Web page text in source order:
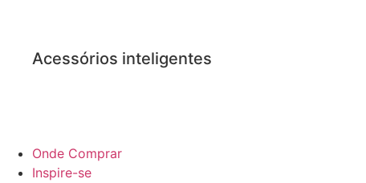
Acessórios inteligentes
Onde Comprar
Inspire-se